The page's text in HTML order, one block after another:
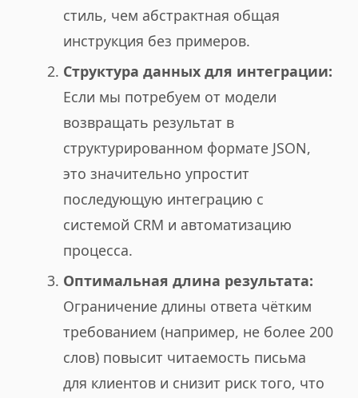
стиль, чем абстрактная общая
инструкция без примеров.
Структура данных для интеграции:
Если мы потребуем от модели
возвращать результат в
структурированном формате JSON,
это значительно упростит
последующую интеграцию с
системой CRM и автоматизацию
процесса.
Оптимальная длина результата:
Ограничение длины ответа чётким
требованием (например, не более 200
слов) повысит читаемость письма
для клиентов и снизит риск того, что